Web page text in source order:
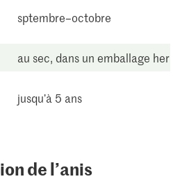
sptembre–octobre
au sec, dans un emballage
jusqu’à 5 ans
de l’anis